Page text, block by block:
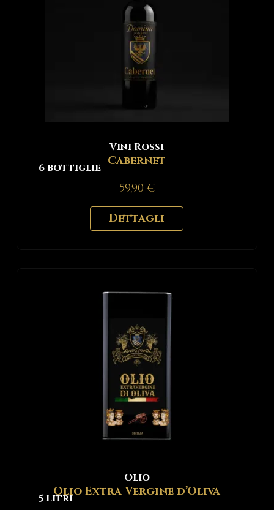
Vini Rossi
Cabernet
6 bottiglie
59,90 €
Dettagli
Olio
Olio Extra Vergine d’Oliva
5 Litri